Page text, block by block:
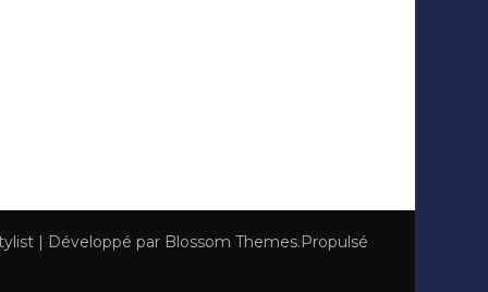
| Développé par Blossom Themes.Propulsé